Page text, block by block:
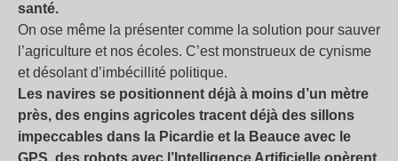
santé.
On ose même la présenter comme la solution pour sauver
l’agriculture et nos écoles. C’est monstrueux de cynisme
et désolant d’imbécillité politique.
Les navires se positionnent déjà à moins d’un mètre
près, des engins agricoles tracent déjà des sillons
impeccables dans la Picardie et la Beauce avec le
GPS, des robots avec l’Intelligence Artificielle opèrent